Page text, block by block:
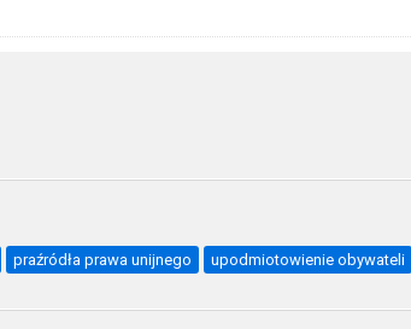
praźródła prawa unijnego upodmiotowienie obywateli